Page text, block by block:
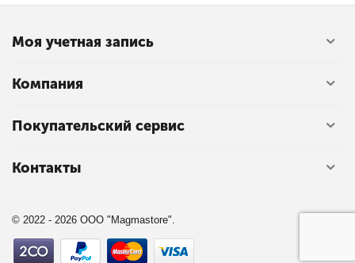
Моя учетная запись
Компания
Покупательский сервис
Контакты
© 2022 - 2026 OOO "Magmastore".